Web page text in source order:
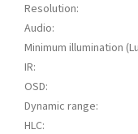
Resolution:
Audio:
Minimum illumination
IR:
OSD:
Dynamic range:
HLC: